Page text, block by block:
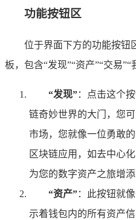
功能按钮区
位于界面下方的功能按钮
板，包含“发现”“资产”“交易”“
“发现”：点击这个
链奇妙世界的大门，您
市场，您就像一位勇敢
区块链应用，如去中心
为您的数字资产之旅增
“资产”：此按钮就
示着钱包内的所有资产